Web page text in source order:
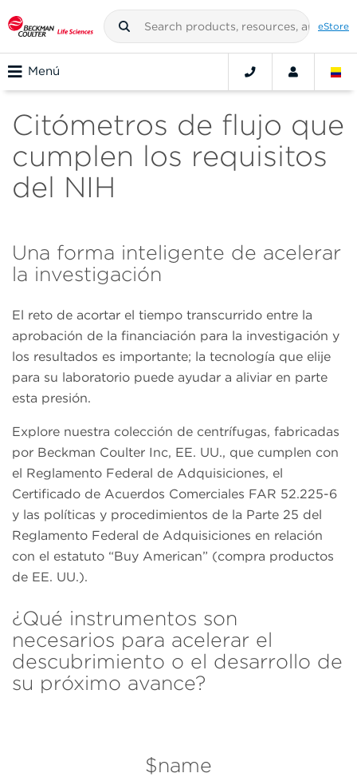
eStore
Menú
Citómetros de flujo que
cumplen los requisitos
del NIH
Una forma inteligente de acelerar
la investigación
El reto de acortar el tiempo transcurrido entre la
aprobación de la financiación para la investigación y
los resultados es importante; la tecnología que elije
para su laboratorio puede ayudar a aliviar en parte
esta presión.
Explore nuestra colección de centrífugas, fabricadas
por Beckman Coulter Inc, EE. UU., que cumplen con
el Reglamento Federal de Adquisiciones, el
Certificado de Acuerdos Comerciales FAR 52.225-6
y las políticas y procedimientos de la Parte 25 del
Reglamento Federal de Adquisiciones en relación
con el estatuto “Buy American” (compra productos
de EE. UU.).
¿Qué instrumentos son
necesarios para acelerar el
descubrimiento o el desarrollo de
su próximo avance?
$name